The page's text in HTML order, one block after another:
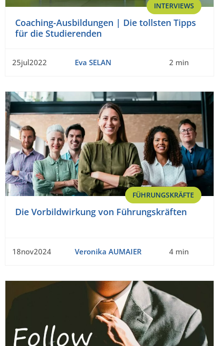
INTERVIEWS
Coaching-Ausbildungen | Die tollsten Tipps
für die Studierenden
25jul2022 Eva SELAN 2 min
FÜHRUNGSKRÄFTE
Die Vorbildwirkung von Führungskräften
18nov2024 Veronika AUMAIER 4 min